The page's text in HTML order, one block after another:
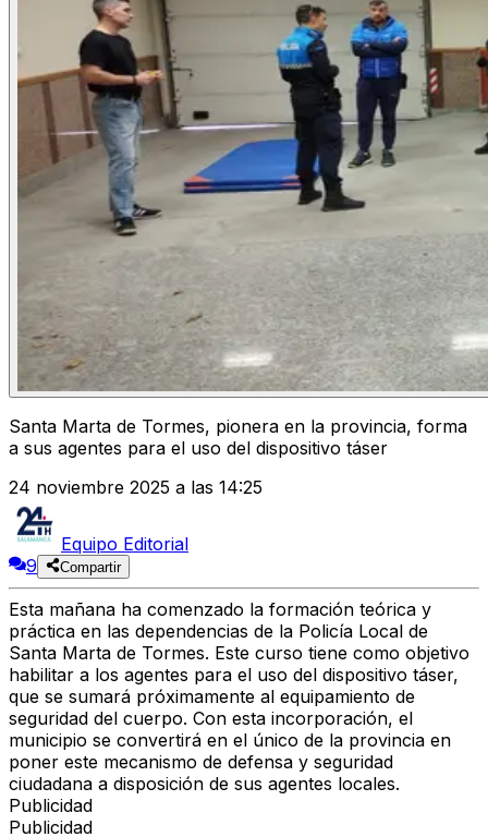
Santa Marta de Tormes, pionera en la provincia, forma
a sus agentes para el uso del dispositivo táser
24 noviembre 2025 a las 14:25
Equipo Editorial
9
Compartir
Esta mañana ha comenzado la formación teórica y
práctica en las dependencias de la Policía Local de
Santa Marta de Tormes. Este curso tiene como objetivo
habilitar a los agentes para el uso del dispositivo táser,
que se sumará próximamente al equipamiento de
seguridad del cuerpo. Con esta incorporación, el
municipio se convertirá en el único de la provincia en
poner este mecanismo de defensa y seguridad
ciudadana a disposición de sus agentes locales.
Publicidad
Publicidad